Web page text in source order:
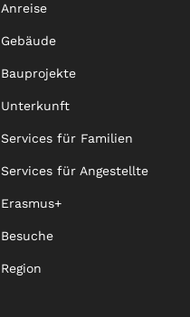
Anreise
Gebäude
Bauprojekte
Unterkunft
Services für Familien
Services für Angestellte
Erasmus+
Besuche
Region